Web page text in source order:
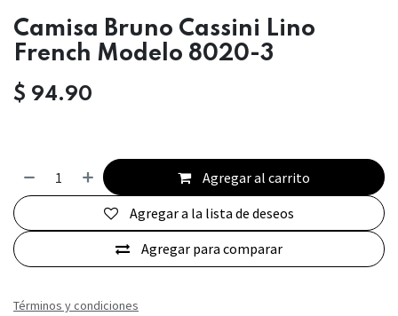
Camisa Bruno Cassini Lino
French Modelo 8020-3
$ 94.90
Agregar al carrito
Agregar para comparar
Agregar a la lista de deseos
Términos y condiciones